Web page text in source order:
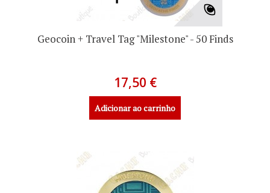
Geocoin + Travel Tag "Milestone" - 50 Finds
17,50 €
Adicionar ao carrinho